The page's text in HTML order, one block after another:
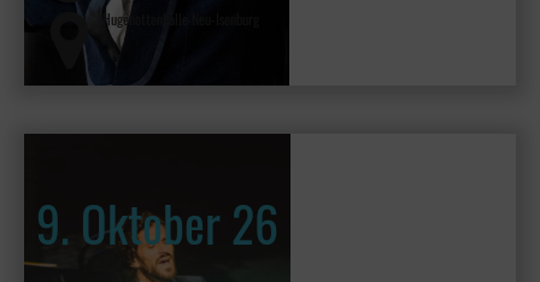
Hugenottenhalle Neu-Isenburg
9. Oktober 26